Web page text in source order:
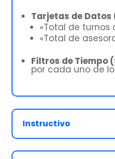
Tarjetas de Datos
«Total de turnos
«Total de
Filtros de Tiempo
por cada uno de
Instructivo